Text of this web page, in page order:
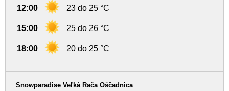
12:00 23 do 25 °C
15:00 25 do 26 °C
18:00 20 do 25 °C
Snowparadise Veľká Rača Oščadnica